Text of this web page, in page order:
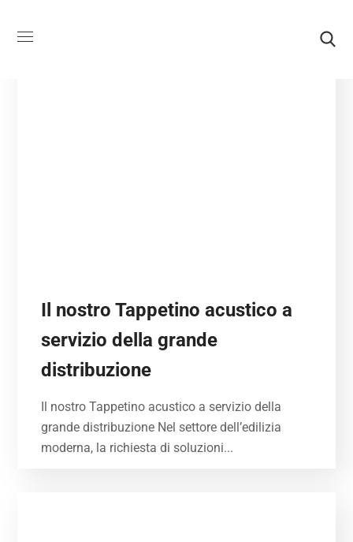
Il nostro Tappetino acustico a
servizio della grande
distribuzione
Il nostro Tappetino acustico a servizio della
grande distribuzione Nel settore dell’edilizia
moderna, la richiesta di soluzioni...